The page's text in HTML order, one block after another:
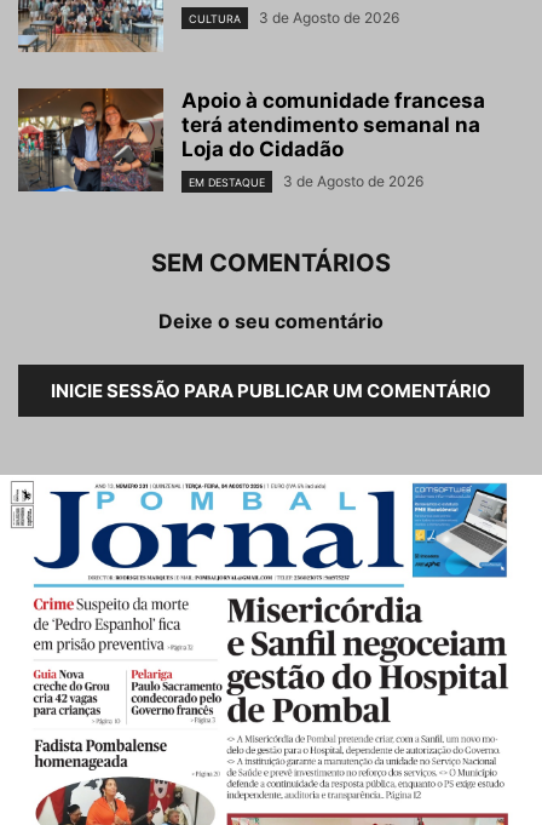
CULTURA 3 de Agosto de 2026
Apoio à comunidade francesa
terá atendimento semanal na
Loja do Cidadão
EM DESTAQUE 3 de Agosto de 2026
SEM COMENTÁRIOS
Deixe o seu comentário
INICIE SESSÃO PARA PUBLICAR UM COMENTÁRIO